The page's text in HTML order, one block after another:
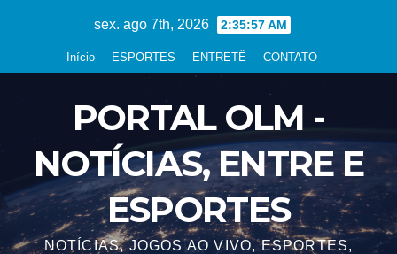
sex. ago 7th, 2026 2:35:58 AM
Início ESPORTES ENTRETÊ CONTATO
PORTAL OLM -
NOTÍCIAS, ENTRE E
ESPORTES
NOTÍCIAS, JOGOS AO VIVO, ESPORTES,